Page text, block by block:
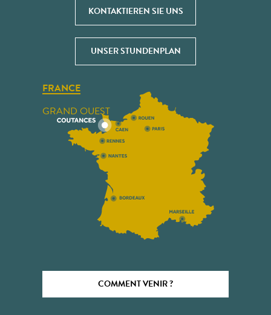
KONTAKTIEREN SIE UNS
UNSER STUNDENPLAN
FRANCE
GRAND OUEST
COMMENT VENIR ?